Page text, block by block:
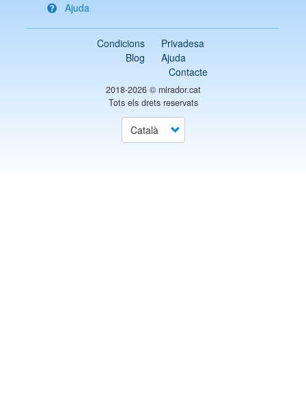
Ajuda
Condicions
Privadesa
Blog
Ajuda
Contacte
2018-2026 © mirador.cat
Tots els drets reservats
Select
your